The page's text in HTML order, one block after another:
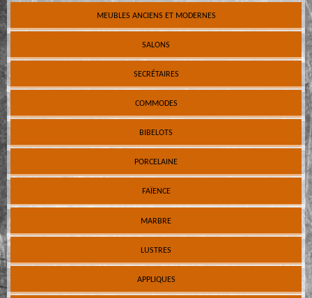
MEUBLES ANCIENS ET MODERNES
SALONS
SECRÉTAIRES
COMMODES
BIBELOTS
PORCELAINE
FAÏENCE
MARBRE
LUSTRES
APPLIQUES